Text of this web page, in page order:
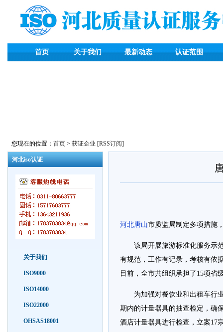
首页 关于我们 最新动态 认证范围
您现在的位置： 首页 > 获证企业 [RSS订阅]
河北iso认证
关于我们
ISO9000
ISO14000
ISO22000
OHSAS18001
河北唐山市质监局制定多项措施
该局开展旅游标准化服务示范
有规范，工作有记录，考核有依
目前，全市共组织承担了15项省
为加强对餐饮业和出租车行业
期内的计量器具的抽查检定，确
酒店计量器具进行检查，立案17